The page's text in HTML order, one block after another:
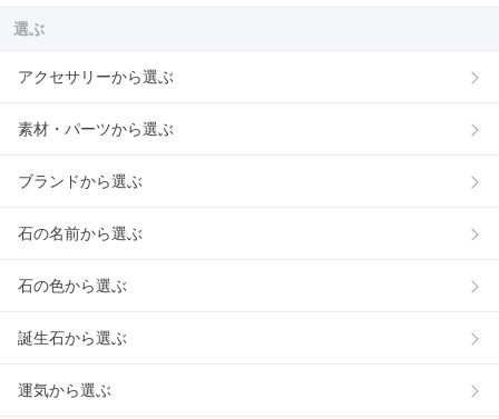
選ぶ
アクセサリーから選ぶ
素材・パーツから選ぶ
ブランドから選ぶ
石の名前から選ぶ
石の色から選ぶ
誕生石から選ぶ
運気から選ぶ